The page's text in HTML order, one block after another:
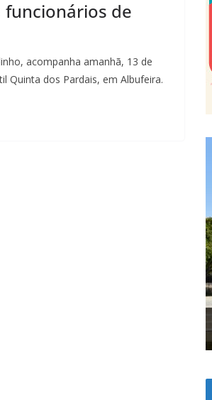
funcionários de
acompanha amanhã, 13 de
Quinta dos Pardais, em Albufeira.